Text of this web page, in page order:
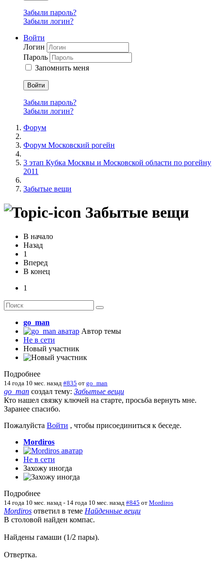
Забыли пароль?
Забыли логин?
Войти
Логин
Пароль
Запомнить меня
Войти
Забыли пароль?
Забыли логин?
Форум
Форум Московский рогейн
3 этап Кубка Москвы и Московской области по рогейну
2011
Забытые вещи
Забытые вещи
В начало
Назад
1
Вперед
В конец
1
go_man
Автор темы
Не в сети
Новый участник
Подробнее
14 года 10 мес. назад #835 от go_man
go_man создал тему: Забытые вещи
Кто нашел связку ключей на старте, просьба вернуть мне.
Заранее спасибо.
Пожалуйста Войти , чтобы присоединиться к беседе.
Mordiros
Не в сети
Захожу иногда
Подробнее
14 года 10 мес. назад - 14 года 10 мес. назад #845 от Mordiros
Mordiros ответил в теме Найденные вещи
В столовой найден компас.
Найдены гамаши (1/2 пары).
Отвертка.